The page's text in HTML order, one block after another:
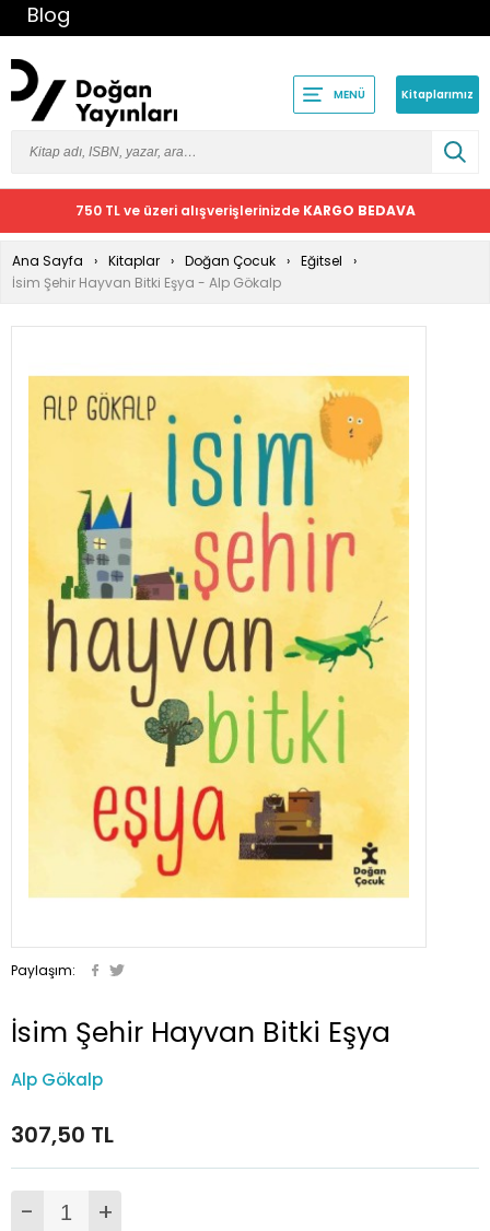
Blog
MENÜ Kitaplarımız
750 TL ve üzeri alışverişlerinizde KARGO BEDAVA
Ana Sayfa Kitaplar Doğan Çocuk
Eğitsel
İsim Şehir Hayvan Bitki Eşya - Alp Gökalp
Paylaşım:
İsim Şehir Hayvan Bitki Eşya
Alp Gökalp
307,50 TL
- +